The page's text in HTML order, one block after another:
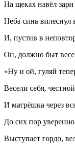
На щеках навёл
Неба синь вплеснул
И, пустив в
Он, должно быт
«Ну и ой, гуляй
Весели себя,
И матрёшка через
До сих пор уверенно
Выступает гордо,